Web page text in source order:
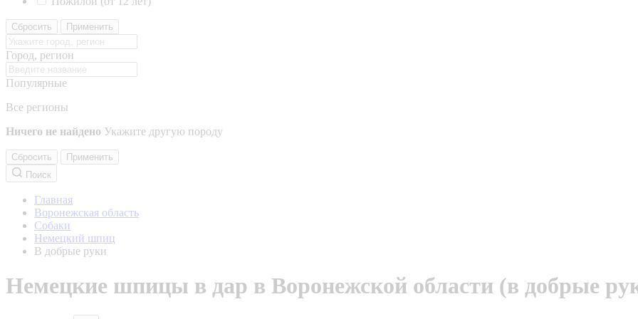
Сбросить Применить
Город, регион
Популярные
Все регионы
Ничего не найдено Укажите другую породу
Сбросить
Применить
Поиск
Главная
Воронежская область
Собаки
Немецкий шпиц
В добрые руки
Немецкие шпицы в дар в Воронежской области (в добрые